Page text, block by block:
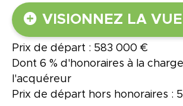
VISIONNEZ LA
Prix de départ : 583 000 €
Dont 6 % d'honoraires à la
l'acquéreur
Prix de départ hors honoraires :